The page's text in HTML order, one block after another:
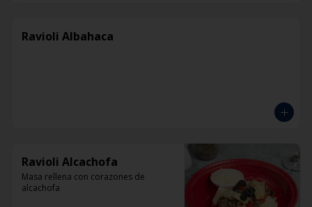
Ravioli Albahaca
Ravioli Alcachofa
Masa rellena con corazones de
alcachofa